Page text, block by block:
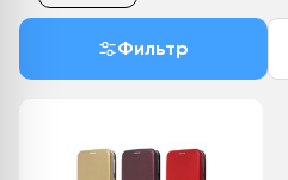
Фильтр